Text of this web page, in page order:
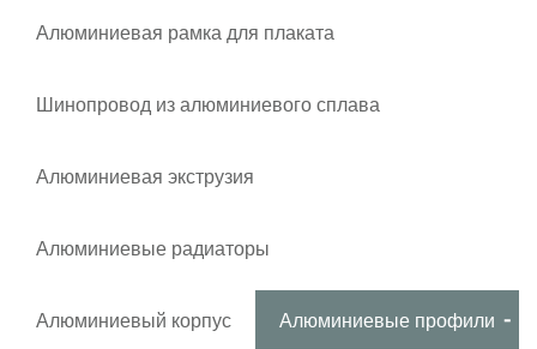
Алюминиевая рамка для плаката
Шинопровод из алюминиевого сплава
Алюминиевая экструзия
Алюминиевые радиаторы
Алюминиевый корпус Алюминиевые профили